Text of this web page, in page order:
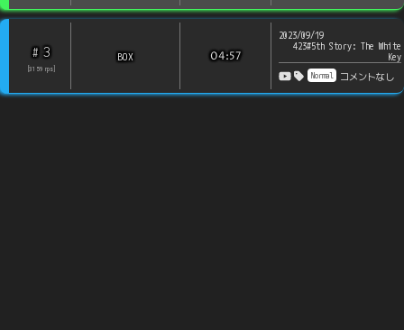
# 3
3159 rps
BOX 04:57
2023/09/19
423#5th Story: The White
Key
Normal コメントなし